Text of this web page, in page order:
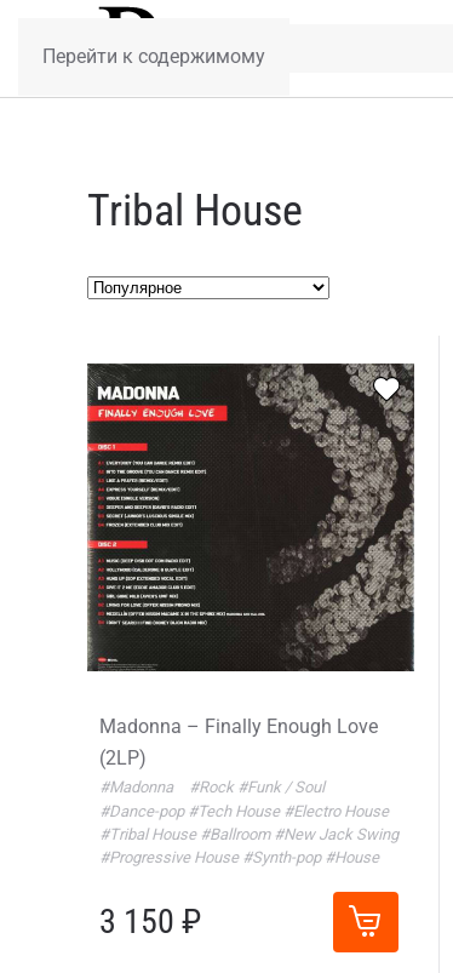
Перейти к содержимому
Tribal House
Madonna – Finally Enough Love
(2LP)
#Madonna #Rock #Funk / Soul
#Dance-pop #Tech House #Electro House
#Tribal House #Ballroom #New Jack Swing
#Progressive House #Synth-pop #House
3 150 ₽